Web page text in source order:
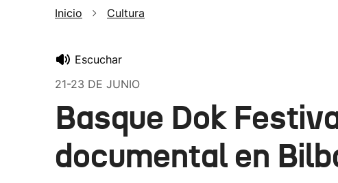
InternacionalInicio Cultura
Escuchar
21-23 DE JUNIO
Basque Dok
documental en